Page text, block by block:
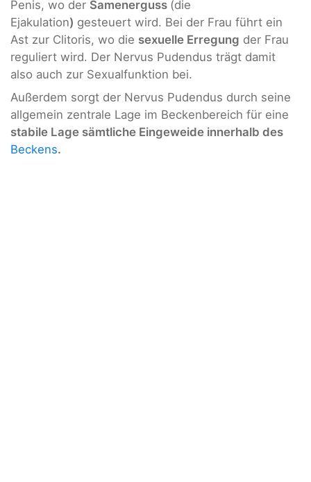
Penis, wo der Samenerguss (die
Ejakulation) gesteuert wird. Bei der Frau führt ein
Ast zur Clitoris, wo die sexuelle Erregung der Frau
reguliert wird. Der Nervus Pudendus trägt damit
also auch zur Sexualfunktion bei.
Außerdem sorgt der Nervus Pudendus durch seine
allgemein zentrale Lage im Beckenbereich für eine
stabile Lage sämtliche Eingeweide innerhalb des
Beckens.